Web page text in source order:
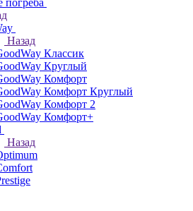
погреба
Назад
Классик
Круглый
Комфорт
Комфорт Круглый
Комфорт 2
Комфорт+
Назад